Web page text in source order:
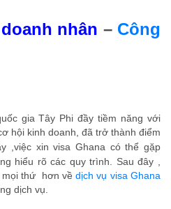
nhân – Công
gia Tây Phi đầy tiềm năng với
hội kinh doanh, đã trở thành điểm
,việc xin visa Ghana có thể gặp
hiểu rõ các quy trình. Sau đây ,
mọi thứ hơn vềdịch vụ visa Ghana
dịch vụ.